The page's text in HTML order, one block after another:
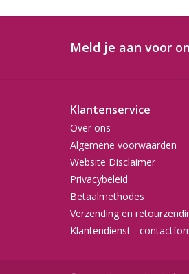
Meld je aan voor
Klantenservice
Over ons
Algemene voorwaarden
Website Disclaimer
Privacybeleid
Betaalmethodes
Verzending en
Klantendienst -